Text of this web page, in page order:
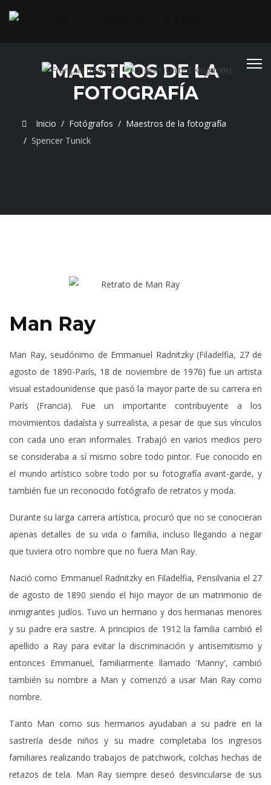
Seleccione su idioma
MAESTROS DE LA
FOTOGRAFÍA
Inicio Fotógrafos
Maestros de la fotografía
Spencer Tunick
Man Ray
Man Ray, seudónimo de Emmanuel Radnitzky (Filadelfia, 27 de
agosto de 1890-París, 18 de noviembre de 1976) fue un artista
visual estadounidense que pasó la mayor parte de su carrera en
París (Francia). Fue un importante contribuyente a los
movimientos dadaísta y surrealista, a pesar de que sus vínculos
con cada uno eran informales. Trabajó en varios medios pero
se consideraba a sí mismo sobre todo pintor. Fue conocido en
el mundo artístico sobre todo por su fotografía avant-garde, y
también fue un reconocido fotógrafo de retratos y moda.
Durante su larga carrera artística, procuró que no se conocieran
apenas detalles de su vida o familia, incluso llegando a negar
que tuviera otro nombre que no fuera Man Ray.
Nació como Emmanuel Radnitzky en Filadelfia, Pensilvania el 27
de agosto de 1890 siendo el hijo mayor de un matrimonio de
inmigrantes judíos. Tuvo un hermano y dos hermanas menores
y su padre era sastre. A principios de 1912 la familia cambió el
apellido a Ray para evitar la discriminación y antisemitismo y
entonces Emmanuel, familiarmente llamado 'Manny', cambió
también su nombre a Man y comenzó a usar Man Ray como
nombre.
Tanto Man como sus hermanos ayudaban a su padre en la
sastrería desde niños y su madre completaba los ingresos
familiares realizando trabajos de patchwork, colchas hechas de
retazos de tela. Man Ray siempre deseó desvincularse de sus